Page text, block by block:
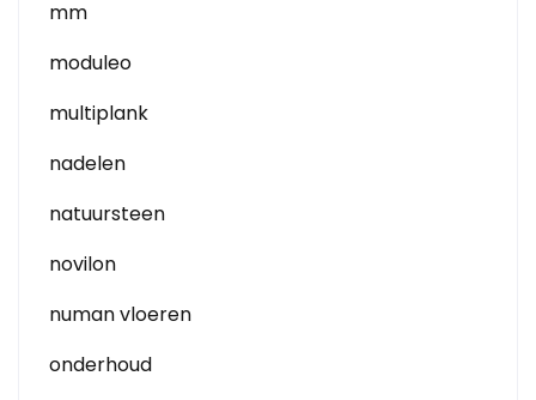
mm
moduleo
multiplank
nadelen
natuursteen
novilon
numan vloeren
onderhoud